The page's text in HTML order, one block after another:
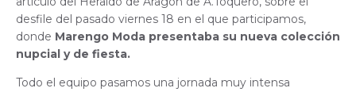
desfile del pasado viernes 18 en el que participamos,
donde Marengo Moda presentaba su nueva colección
nupcial y de fiesta.
Todo el equipo pasamos una jornada muy intensa